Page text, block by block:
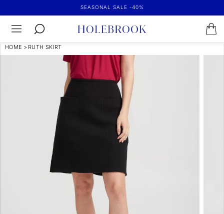
SEASONAL SALE -40%
HOME > RUTH SKIRT